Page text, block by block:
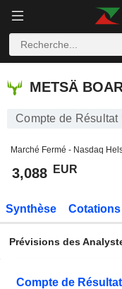
METSÄ BOARD
METSÄ
Compte de Résultat
Marché Fermé - Nasdaq
3,088 EUR
Synthèse Cotations
Prévisions des
Compte de Résultat